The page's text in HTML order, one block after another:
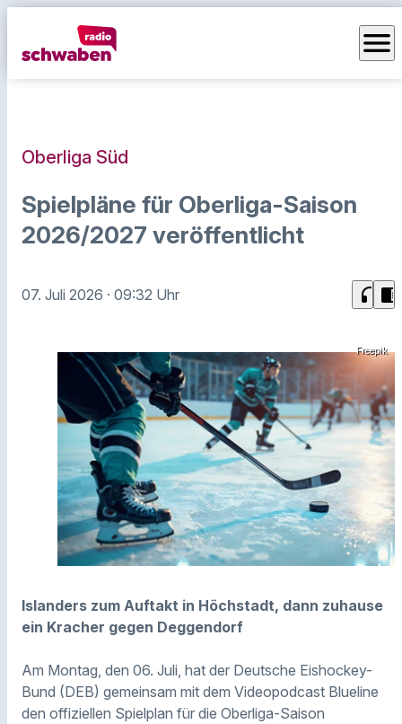
menu
Oberliga Süd
Spielpläne für Oberliga-Saison
2026/2027 veröffentlicht
07. Juli 2026 · 09:32 Uhr headphones chrome_reader_mode
Freepik
Islanders zum Auftakt in Höchstadt, dann zuhause
ein Kracher gegen Deggendorf
Am Montag, den 06. Juli, hat der Deutsche Eishockey-
Bund (DEB) gemeinsam mit dem Videopodcast Blueline
den offiziellen Spielplan für die Oberliga-Saison